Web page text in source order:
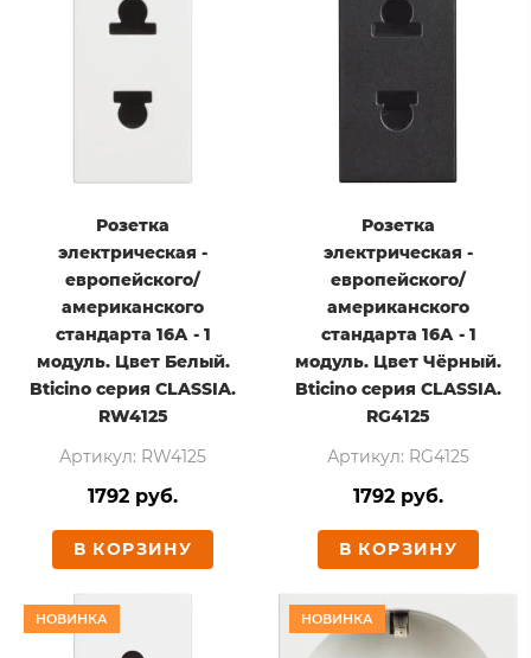
Розетка
электрическая -
европейского/
американского
стандарта 16А - 1
модуль. Цвет Белый.
Bticino серия CLASSIA.
RW4125
Артикул: RW4125
1792 руб.
В КОРЗИНУ
Розетка
электрическая -
европейского/
американского
стандарта 16А - 1
модуль. Цвет Чёрный.
Bticino серия CLASSIA.
RG4125
Артикул: RG4125
1792 руб.
В КОРЗИНУ
НОВИНКА НОВИНКА